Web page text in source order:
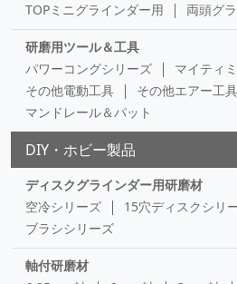
TOPミニグラインダー用
両頭グ
研磨用ツール＆工具
パワーコングシリーズ
マイティ
その他電動工具
その他エアー工具
マンドレール＆パット
DIY・ホビー製品
ディスクグラインダー用研磨材
空冷シリーズ
15穴ディスクシリ
ブラシシリーズ
軸付研磨材